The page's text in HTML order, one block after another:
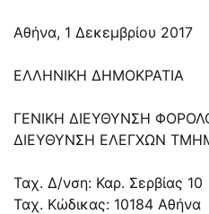
Αθήνα, 1 Δεκεμβρίου 2017
ΕΛΛΗΝΙΚΗ ΔΗΜΟΚΡΑΤΙΑ
ΓΕΝΙΚΗ ΔΙΕΥΘΥΝΣΗ
ΔΙΕΥΘΥΝΣΗ ΕΛΕΓΧΩΝ
Ταχ. Δ/νση: Καρ. Σερβίας 10
Ταχ. Κώδικας: 10184 Αθήνα